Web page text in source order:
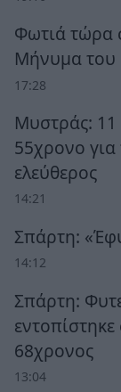
Φωτιά τώρα
Μήνυμα του
17:28
Μυστράς: 11
55χρονο
ελεύθερος
14:21
Σπάρτη:
14:12
Σπάρτη:
68χρονος
13:04